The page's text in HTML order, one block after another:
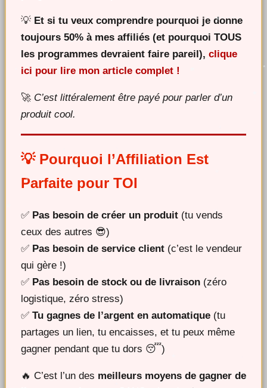
💡 Et si tu veux comprendre pourquoi je donne
toujours 50% à mes affiliés (et pourquoi TOUS
les programmes devraient faire pareil), clique
ici pour lire mon article complet !
🚀 C’est littéralement être payé pour parler d’un
produit cool.
💡 Pourquoi l’Affiliation Est
Parfaite pour TOI
✅ Pas besoin de créer un produit (tu vends
ceux des autres 😎)
✅ Pas besoin de service client (c’est le vendeur
qui gère !)
✅ Pas besoin de stock ou de livraison (zéro
logistique, zéro stress)
✅ Tu gagnes de l’argent en automatique (tu
partages un lien, tu encaisses, et tu peux même
gagner pendant que tu dors 😴)
🔥 C’est l’un des meilleurs moyens de gagner de